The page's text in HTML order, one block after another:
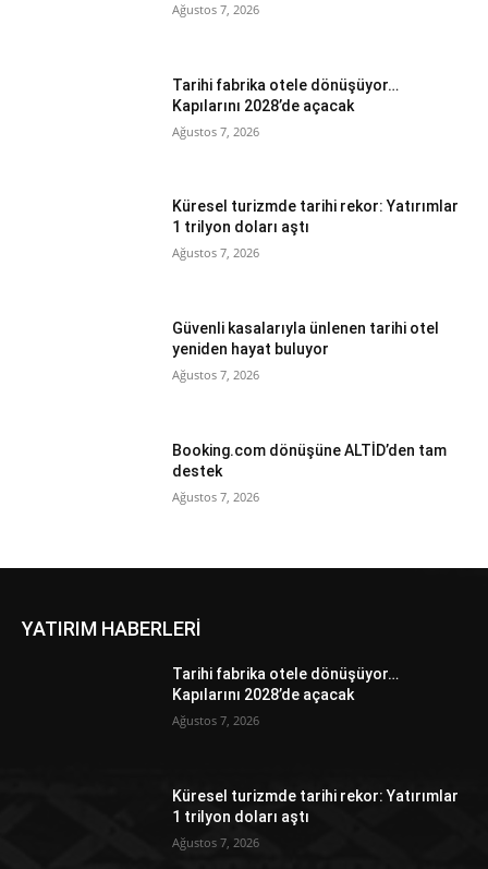
Ağustos 7, 2026
Tarihi fabrika otele dönüşüyor…
Kapılarını 2028’de açacak
Ağustos 7, 2026
Küresel turizmde tarihi rekor: Yatırımlar
1 trilyon doları aştı
Ağustos 7, 2026
Güvenli kasalarıyla ünlenen tarihi otel
yeniden hayat buluyor
Ağustos 7, 2026
Booking.com dönüşüne ALTİD’den tam
destek
Ağustos 7, 2026
YATIRIM HABERLERİ
Tarihi fabrika otele dönüşüyor…
Kapılarını 2028’de açacak
Ağustos 7, 2026
Küresel turizmde tarihi rekor: Yatırımlar
1 trilyon doları aştı
Ağustos 7, 2026